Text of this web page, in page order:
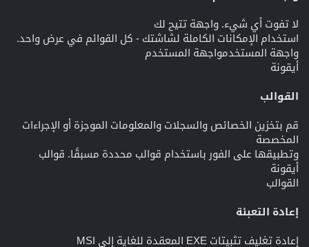
لا تفوت أي شيء. واجهة تتيح لك
استخدام الإمكانات الكاملة لشاشتك - كل القوائم في عرض واحد.
واجهة المستخدمواجهة المستخدم
أيقونة
القوالب
قم بتخزين الخصائص والسجلات والمعلومات الموجزة أو الإجراءات
المخصصة
وتطبيقها على الفور باستخدام قوالب محددة مسبقًا. قوالب
أيقونة
القوالب
إعادة التعبئة
إعادة تغليف تثبيتات EXE المعقدة للغاية إلى MSI